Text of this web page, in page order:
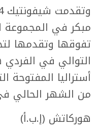
مبكر في
تفوقها وتقدمها
التوالي في
أستراليا
من الشهر الحالي
هوركاتش (إ.ب.أ)